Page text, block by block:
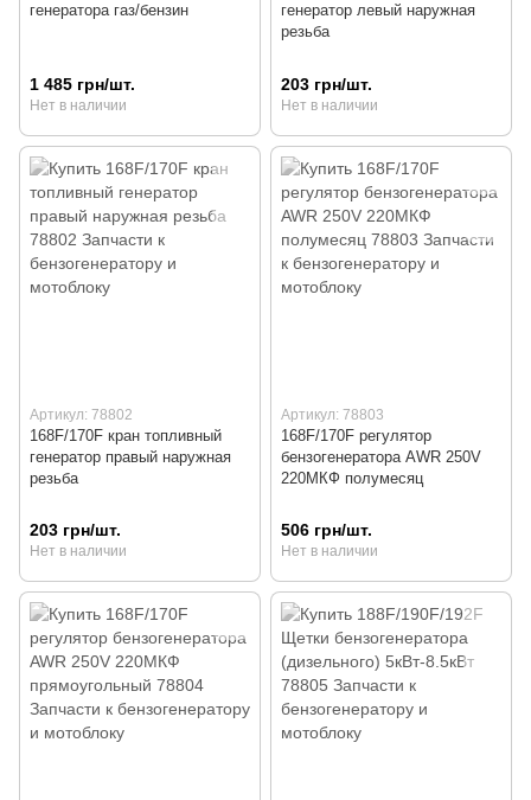
генератора газ/бензин
1 485 грн/шт.
Нет в наличии
генератор левый наружная
резьба
203 грн/шт.
Нет в наличии
Артикул: 78802
168F/170F кран топливный
генератор правый наружная
резьба
203 грн/шт.
Нет в наличии
Артикул: 78803
168F/170F регулятор
бензогенератора AWR 250V
220МКФ полумесяц
506 грн/шт.
Нет в наличии